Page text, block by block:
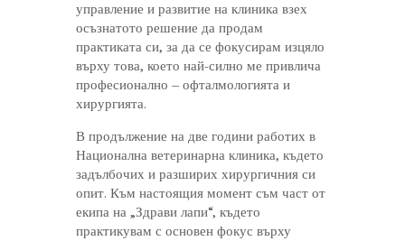
управление и развитие на клиника взех
осъзнатото решение да продам
практиката си, за да се фокусирам изцяло
върху това, което най-силно ме привлича
професионално – офталмологията и
хирургията.
В продължение на две години работих в
Национална ветеринарна клиника, където
задълбочих и разширих хирургичния си
опит. Към настоящия момент съм част от
екипа на „Здрави лапи“, където
практикувам с основен фокус върху